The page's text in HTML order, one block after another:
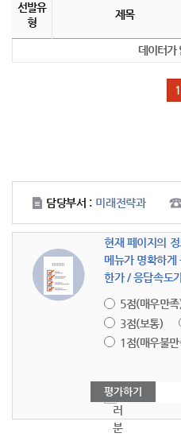
선발유
형
제목
데이터가
1
담당부서 : 미래전략과
현재 페이지의
메뉴가 명확하게
한가 / 응답속도
5점(매우만
3점(보통)
1점(매우불
여
러
분